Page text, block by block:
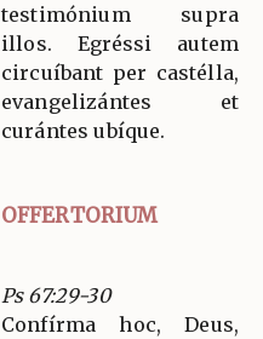
testimónium supra
illos. Egréssi autem
circuíbant per castélla,
evangelizántes et
curántes ubíque.
OFFERTORIUM
Ps 67:29-30
Confírma hoc, Deus,